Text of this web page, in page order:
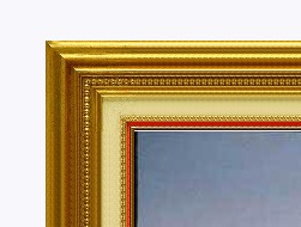
Soria,
Japon,